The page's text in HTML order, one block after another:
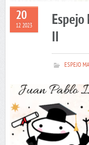
20
12 2023
Espejo
II
ESPEJO